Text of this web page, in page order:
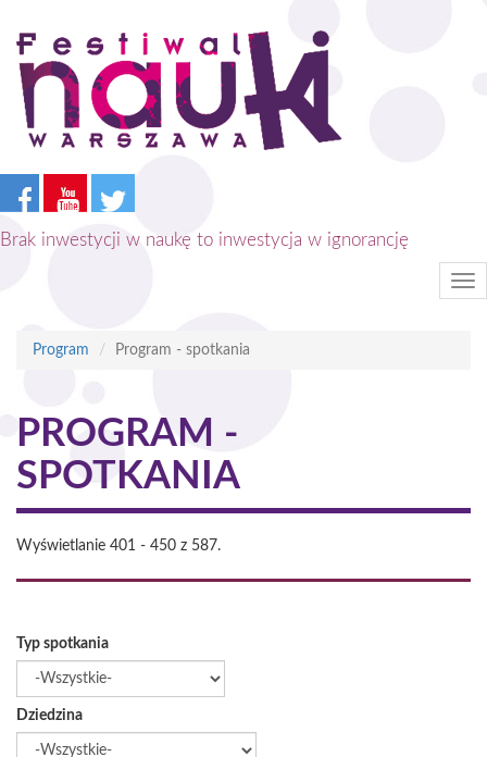
Przejdź
treści
Brak inwestycji w naukę to inwestycja w ignorancję
Program Program - spotkania
PROGRAM -
SPOTKANIA
Wyświetlanie 401 - 450 z 587.
Typ spotkania
Dziedzina